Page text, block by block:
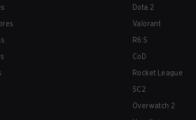
Dota 2
Valorant
R6:S
CoD
Rocket League
SC2
Overwatch 2